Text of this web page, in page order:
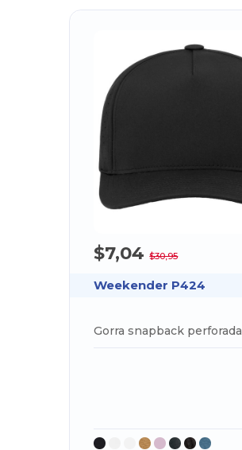
$7,04$30,95
Weekender P424
Gorra snapback perforada